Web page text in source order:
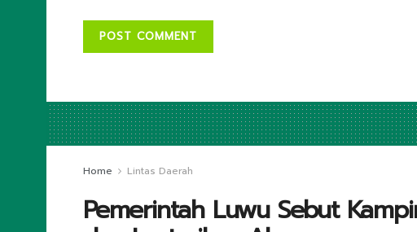
Home Lintas Daerah
Pemerintah Luwu Sebut